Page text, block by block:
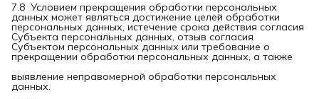
7.8 Условием прекращения обработки персональных
данных может являться достижение целей обработки
персональных данных, истечение срока действия согласия
Субъекта персональных данных, отзыв согласия
Субъектом персональных данных или требование о
прекращении обработки персональных данных, а также
выявление неправомерной обработки персональных
данных.